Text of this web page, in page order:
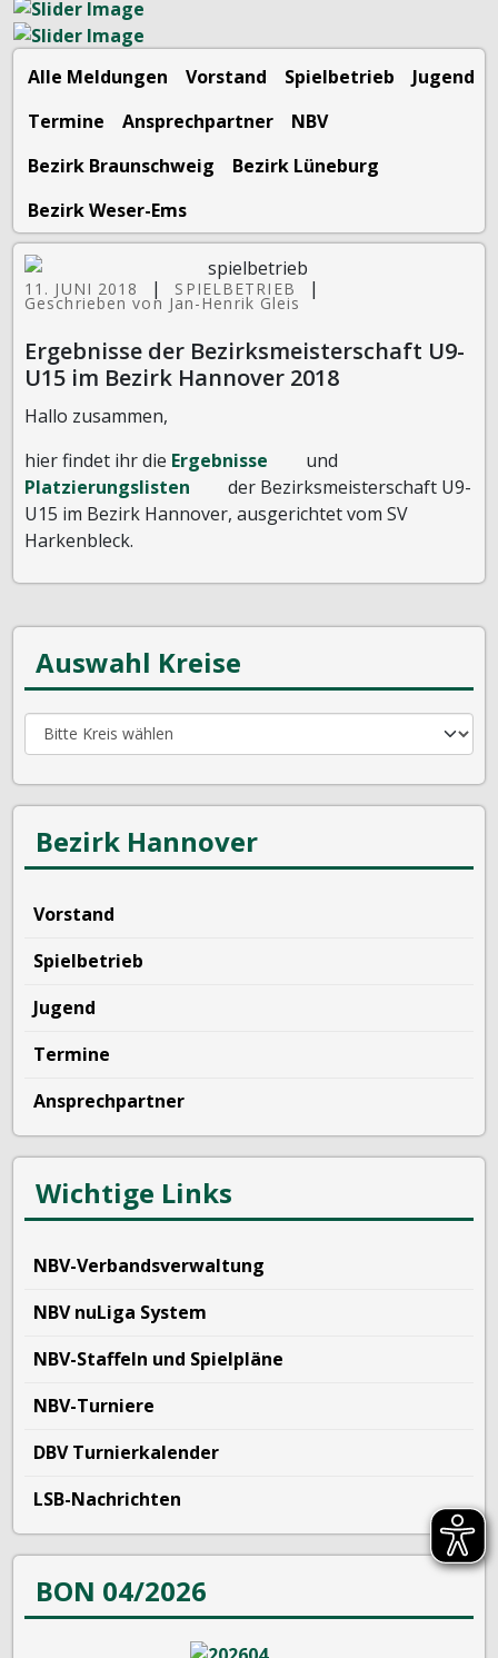
Alle Meldungen Vorstand Spielbetrieb
Jugend
Termine
Ansprechpartner
NBV
Bezirk Braunschweig
Bezirk Lüneburg
Bezirk Weser-Ems
11. JUNI 2018 | SPIELBETRIEB |
Geschrieben von Jan-Henrik Gleis
Ergebnisse der Bezirksmeisterschaft U9-
U15 im Bezirk Hannover 2018
Hallo zusammen,
hier findet ihr die Ergebnisse
und
Platzierungslisten
der Bezirksmeisterschaft U9-
U15 im Bezirk Hannover, ausgerichtet vom SV
Harkenbleck.
Auswahl Kreise
Bezirk Hannover
Vorstand
Spielbetrieb
Jugend
Termine
Ansprechpartner
Wichtige Links
NBV-Verbandsverwaltung
NBV nuLiga System
NBV-Staffeln und Spielpläne
NBV-Turniere
DBV Turnierkalender
LSB-Nachrichten
BON 04/2026